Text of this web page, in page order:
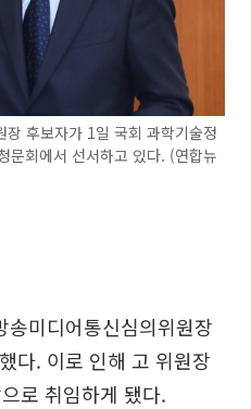
후보자가 1일 국회 과학기술정
문회에서 선서하고 있다. (연합뉴
미디어통신심의위원장
다. 이로 인해 고 위원장
로 취임하게 됐다.